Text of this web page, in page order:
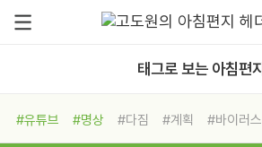
태그로 보는 아침편지
#유튜브 #명상 #다짐 #계획 #바이러스